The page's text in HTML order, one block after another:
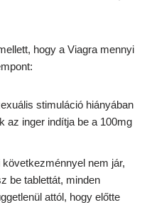
hogy a Viagra mennyi
stimuláció hiányában
az inger indítja be a 100mg
nem jár,
be tablettát, minden
attól, hogy előtte